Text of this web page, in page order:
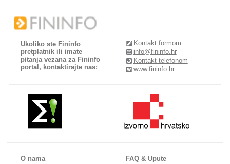
Ukoliko ste Fininfo
pretplatnik ili imate
pitanja vezana za Fininfo
portal, kontaktirajte nas:
Kontakt formom
info@fininfo.hr
Kontakt telefonom
www.fininfo.hr
O nama
FAQ & Upute